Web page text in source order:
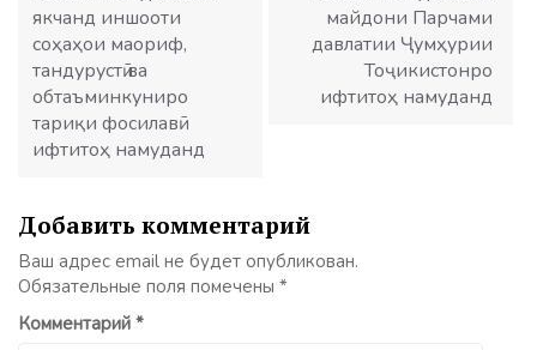
якчанд иншооти
соҳаҳои маориф,
тандурустӣ ва
обтаъминкуниро
тариқи фосилавӣ
ифтитоҳ намуданд
майдони Парчами
давлатии Ҷумҳурии
Тоҷикистонро
ифтитоҳ намуданд
Добавить комментарий
Ваш адрес email не будет опубликован.
Обязательные поля помечены *
Комментарий *